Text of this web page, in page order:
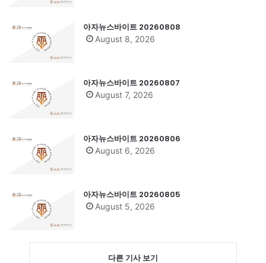
아자뉴스바이트 20260808
August 8, 2026
아자뉴스바이트 20260807
August 7, 2026
아자뉴스바이트 20260806
August 6, 2026
아자뉴스바이트 20260805
August 5, 2026
다른 기사 보기